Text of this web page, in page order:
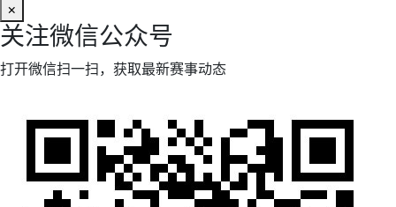
×
关注微信公众号
打开微信扫一扫，获取最新赛事动态